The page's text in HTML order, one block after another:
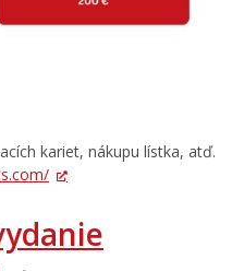
kariet, nákupu lístka, atď.